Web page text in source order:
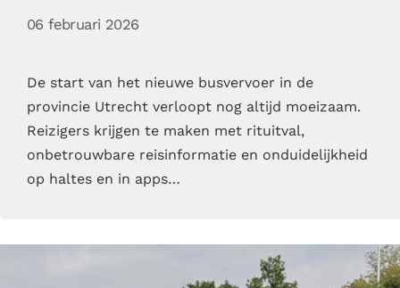
06 februari 2026
De start van het nieuwe busvervoer in de
provincie Utrecht verloopt nog altijd moeizaam.
Reizigers krijgen te maken met rituitval,
onbetrouwbare reisinformatie en onduidelijkheid
op haltes en in apps…